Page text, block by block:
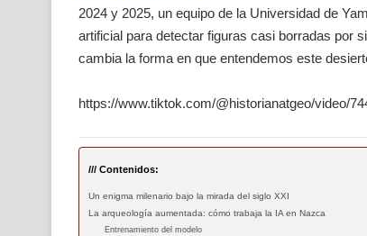
2024 y 2025, un equipo de la Universidad de
artificial para detectar figuras casi borradas por
cambia la forma en que entendemos este
https://www.tiktok.com/@historianatgeo/video/
/// Contenidos:
Un enigma milenario bajo la mirada del siglo XXI
La arqueología aumentada: cómo trabaja la IA en Nazca
Entrenamiento del modelo